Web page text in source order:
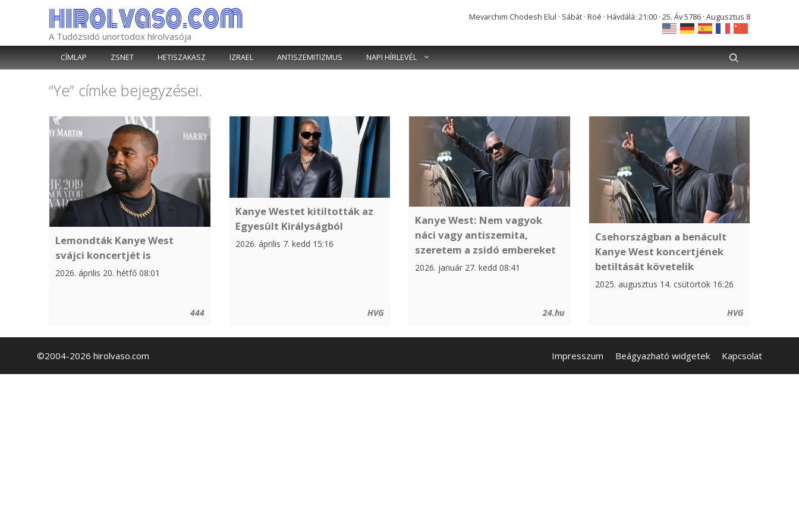
A Tudózsidó unortodox hírolvasója
Mevarchim Chodesh Elul · Sábát · Röé · Hávdálá: 21:00 · 25. Áv 5786 · Augusztus 8
CÍMLAP ZSNET HETISZAKASZ IZRAEL ANTISZEMITIZMUS NAPI HÍRLEVÉL
“Ye” címke bejegyzései.
Lemondták Kanye West
svájci koncertjét is
2026. április 20. hétfő 08:01
444
Kanye Westet kitiltották az
Egyesült Királyságból
2026. április 7. kedd 15:16
HVG
Kanye West: Nem vagyok
náci vagy antiszemita,
szeretem a zsidó embereket
2026. január 27. kedd 08:41
24.hu
Csehországban a benácult
Kanye West koncertjének
betiltását követelik
2025. augusztus 14. csütörtök 16:26
HVG
Impresszum Beágyazható widgetek Kapcsolat
©2004-2026 hirolvaso.com